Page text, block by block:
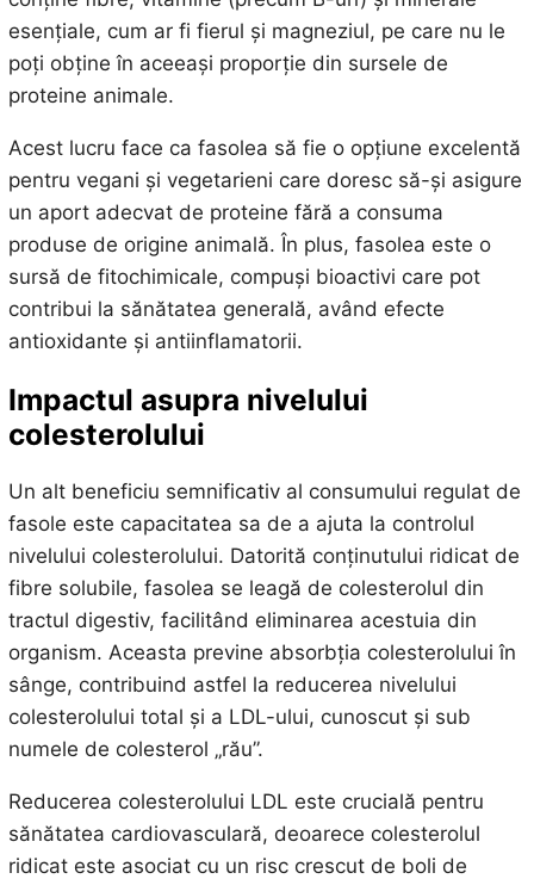
esențiale, cum ar fi fierul și magneziul, pe care nu le
poți obține în aceeași proporție din sursele de
proteine animale.
Acest lucru face ca fasolea să fie o opțiune excelentă
pentru vegani și vegetarieni care doresc să-și asigure
un aport adecvat de proteine fără a consuma
produse de origine animală. În plus, fasolea este o
sursă de fitochimicale, compuși bioactivi care pot
contribui la sănătatea generală, având efecte
antioxidante și antiinflamatorii.
Impactul asupra nivelului
colesterolului
Un alt beneficiu semnificativ al consumului regulat de
fasole este capacitatea sa de a ajuta la controlul
nivelului colesterolului. Datorită conținutului ridicat de
fibre solubile, fasolea se leagă de colesterolul din
tractul digestiv, facilitând eliminarea acestuia din
organism. Aceasta previne absorbția colesterolului în
sânge, contribuind astfel la reducerea nivelului
colesterolului total și a LDL-ului, cunoscut și sub
numele de colesterol „rău”.
Reducerea colesterolului LDL este crucială pentru
sănătatea cardiovasculară, deoarece colesterolul
ridicat este asociat cu un risc crescut de boli de